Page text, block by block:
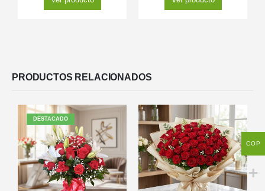
PRODUCTOS RELACIONADOS
DESTACADO
COP